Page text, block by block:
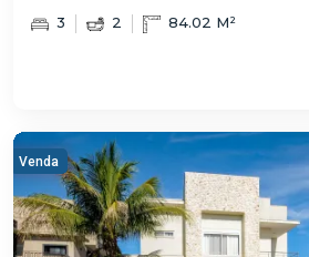
3 2 84.02 M²
Venda